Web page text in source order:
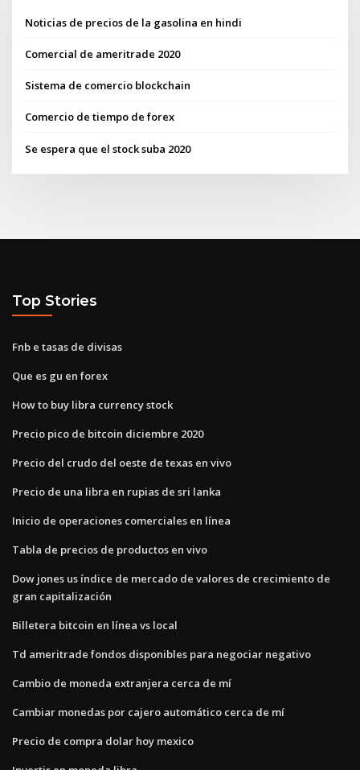
Noticias de precios de la gasolina en hindi
Comercial de ameritrade 2020
Sistema de comercio blockchain
Comercio de tiempo de forex
Se espera que el stock suba 2020
Top Stories
Fnb e tasas de divisas
Que es gu en forex
How to buy libra currency stock
Precio pico de bitcoin diciembre 2020
Precio del crudo del oeste de texas en vivo
Precio de una libra en rupias de sri lanka
Inicio de operaciones comerciales en línea
Tabla de precios de productos en vivo
Dow jones us índice de mercado de valores de crecimiento de
gran capitalización
Billetera bitcoin en línea vs local
Td ameritrade fondos disponibles para negociar negativo
Cambio de moneda extranjera cerca de mí
Cambiar monedas por cajero automático cerca de mí
Precio de compra dolar hoy mexico